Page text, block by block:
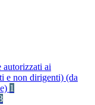
ai
e non dirigenti) (da
1